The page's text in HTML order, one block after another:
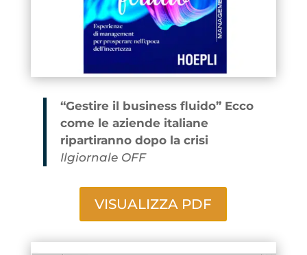
“Gestire il business fluido” Ecco
come le aziende italiane
ripartiranno dopo la crisi
Ilgiornale OFF
VISUALIZZA PDF